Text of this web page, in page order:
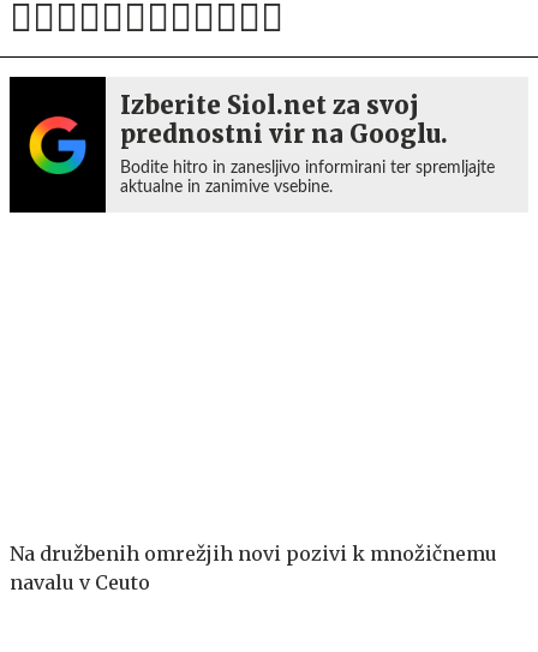
Izberite Siol.net za svoj
prednostni vir na Googlu.
Bodite hitro in zanesljivo informirani ter spremljajte
aktualne in zanimive vsebine.
Na družbenih omrežjih novi pozivi k množičnemu
navalu v Ceuto